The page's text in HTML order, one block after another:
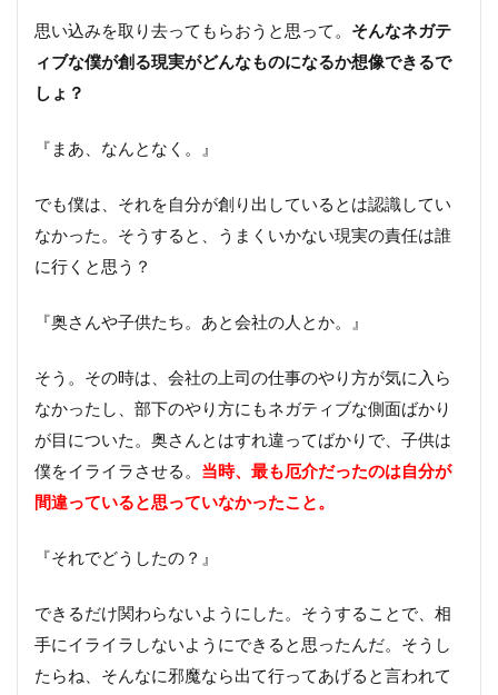
思い込みを取り去ってもらおうと思って。 そんなネガテ
ィブな僕が創る現実がどんなものになるか想像できるで
しょ？
『まあ、なんとなく。』
でも僕は、それを自分が創り出しているとは認識してい
なかった。そうすると、うまくいかない現実の責任は誰
に行くと思う？
『奥さんや子供たち。あと会社の人とか。』
そう。その時は、会社の上司の仕事のやり方が気に入ら
なかったし、部下のやり方にもネガティブな側面ばかり
が目についた。奥さんとはすれ違ってばかりで、子供は
僕をイライラさせる。 当時、 最も厄介だったのは自分が
間違っていると思っていなかったこと。
『それでどうしたの？』
できるだけ関わらないようにした。そうすることで、相
手にイライラしないようにできると思ったんだ。そうし
たらね、そんなに邪魔なら出て行ってあげると言われて